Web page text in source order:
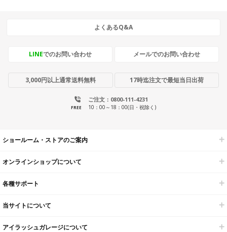
よくあるQ&A
LINEでのお問い合わせ メールでのお問い合わせ
3,000円以上通常送料無料 17時迄注文で最短当日出荷
ご注文：0800-111-4231
FREE 10：00～18：00(日・祝除く)
ショールーム・ストアのご案内
オンラインショップについて
各種サポート
当サイトについて
アイラッシュガレージについて